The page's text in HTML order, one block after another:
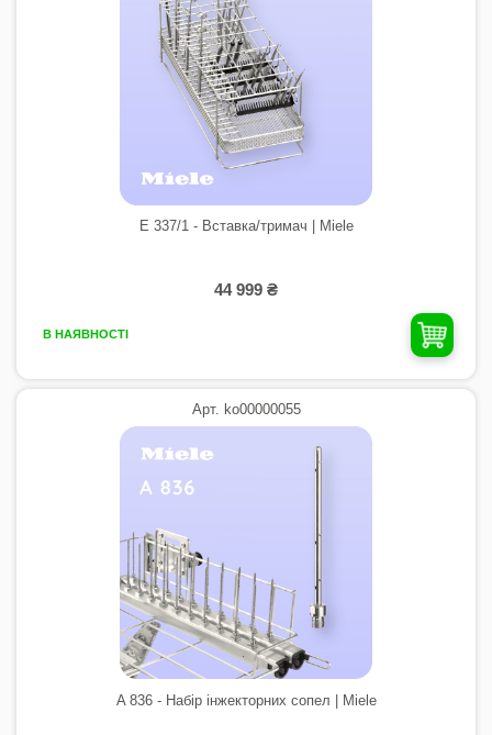
E 337/1 - Вставка/тримач | Miele
44 999 ₴
В НАЯВНОСТІ
Арт. ko00000055
A 836 - Набір інжекторних сопел | Miele